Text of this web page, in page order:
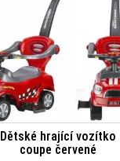
Dětské hrající vozítko
coupe červené